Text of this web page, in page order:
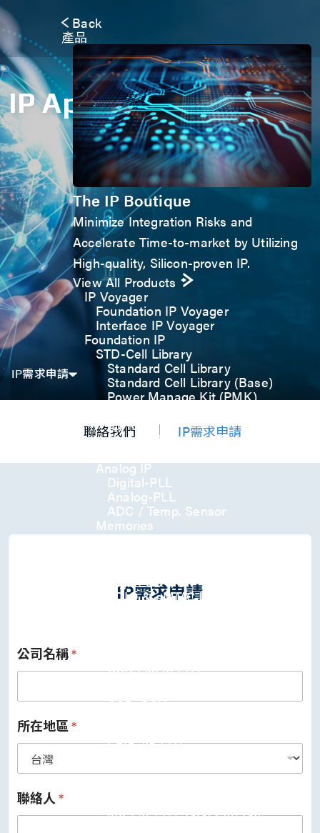
Back
產品
The IP Boutique
Minimize Integration Risks and
Accelerate Time-to-market by Utilizing
High-quality, Silicon-proven IP.
View All Products
IP Voyager
Foundation IP Voyager
Interface IP Voyager
Foundation IP
STD-Cell Library
Standard Cell Library
Standard Cell Library (Base)
Power Manage Kit (PMK)
(LPKT)
High Performance Kit (HPKT)
Analog IP
Digital-PLL
Analog-PLL
ADC / Temp. Sensor
Memories
Memory Compiler
High ESD I/O
SDIO & eMMC I/O
USB 2.0/1.1 PHY
USB_BCK
PCIe 4.0 PHY
MIPI M-PHY v5.0/v4.1/v3.1
IP Application Form
IP需求申請
聯絡我們 IP需求申請
IP需求申請
公司名稱*
所在地區*
聯絡人*